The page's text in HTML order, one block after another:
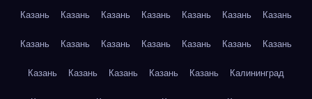
Казань Казань Казань Казань Казань Казань Казань
Казань Казань Казань Казань Казань Казань Казань
Казань Казань Казань Казань Казань Калининград